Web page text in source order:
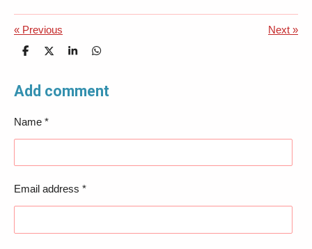
« Previous Next »
S
r
e
S
r
e
S
r
e
S
r
e
Add comment
Name *
Email address *